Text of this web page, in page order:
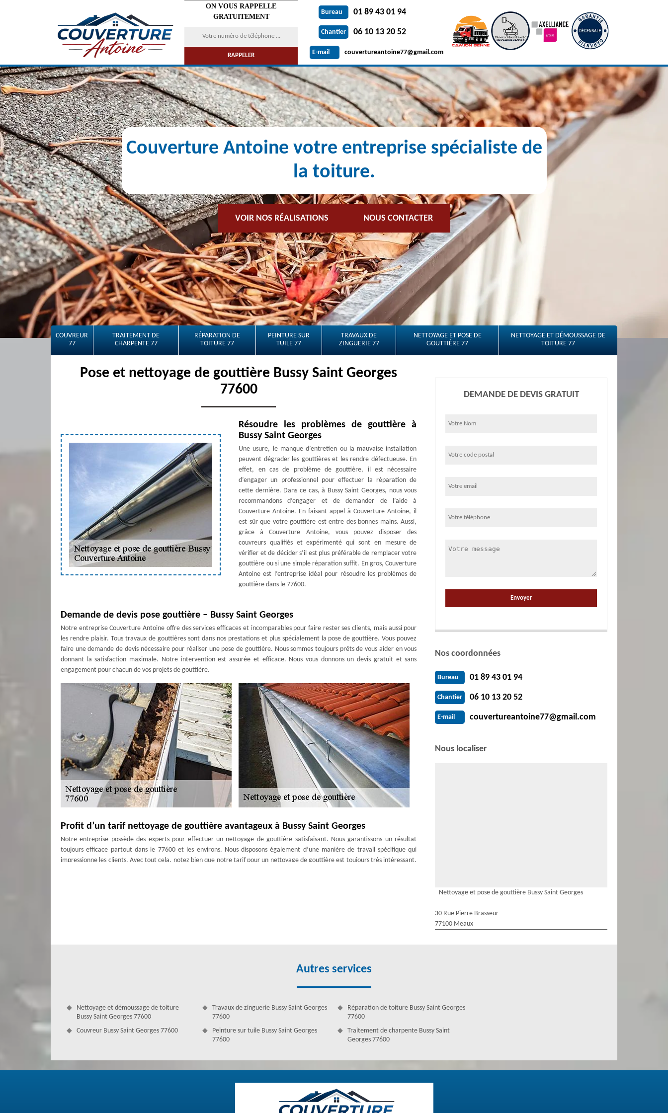
ON VOUS RAPPELLE
GRATUITEMENT
Bureau 01 89 43 01 94
Chantier 06 10 13 20 52
E-mail couvertureantoine77@gmail.com
Couverture Antoine votre entreprise spécialiste de
la toiture.
VOIR NOS RÉALISATIONS NOUS CONTACTER
COUVREUR
77
TRAITEMENT DE
CHARPENTE 77
RÉPARATION DE
TOITURE 77
PEINTURE SUR
TUILE 77
TRAVAUX DE
ZINGUERIE 77
NETTOYAGE ET POSE DE
GOUTTIÈRE 77
NETTOYAGE ET DÉMOUSSAGE DE
TOITURE 77
Pose et nettoyage de gouttière Bussy Saint Georges
77600
Résoudre les problèmes de gouttière à
Bussy Saint Georges
Une usure, le manque d’entretien ou la mauvaise installation
peuvent dégrader les gouttières et les rendre défectueuse. En
effet, en cas de problème de gouttière, il est nécessaire
d’engager un professionnel pour effectuer la réparation de
cette dernière. Dans ce cas, à Bussy Saint Georges, nous vous
recommandons d’engager et de demander de l’aide à
Couverture Antoine. En faisant appel à Couverture Antoine, il
est sûr que votre gouttière est entre des bonnes mains. Aussi,
grâce à Couverture Antoine, vous pouvez disposer des
couvreurs qualifiés et expérimenté qui sont en mesure de
vérifier et de décider s’il est plus préférable de remplacer votre
gouttière ou si une simple réparation suffit. En gros, Couverture
Antoine est l’entreprise idéal pour résoudre les problèmes de
gouttière dans le 77600.
Demande de devis pose gouttière – Bussy Saint Georges
Notre entreprise Couverture Antoine offre des services efficaces et incomparables pour faire rester ses clients, mais aussi pour
les rendre plaisir. Tous travaux de gouttières sont dans nos prestations et plus spécialement la pose de gouttière. Vous pouvez
faire une demande de devis nécessaire pour réaliser une pose de gouttière. Nous sommes toujours prêts de vous aider en vous
donnant la satisfaction maximale. Notre intervention est assurée et efficace. Nous vous donnons un devis gratuit et sans
engagement pour chacun de vos projets de gouttière.
Profit d’un tarif nettoyage de gouttière avantageux à Bussy Saint Georges
Notre entreprise possède des experts pour effectuer un nettoyage de gouttière satisfaisant. Nous garantissons un résultat
toujours efficace partout dans le 77600 et les environs. Nous disposons également d’une manière de travail spécifique qui
impressionne les clients. Avec tout cela, notez bien que notre tarif pour un nettoyage de gouttière est toujours très intéressant.
DEMANDE DE DEVIS GRATUIT
Nos coordonnées
Bureau 01 89 43 01 94
Chantier 06 10 13 20 52
E-mail couvertureantoine77@gmail.com
Nous localiser
Nettoyage et pose de gouttière Bussy Saint Georges
30 Rue Pierre Brasseur
77100 Meaux
Autres services
Nettoyage et démoussage de toiture
Bussy Saint Georges 77600
Couvreur Bussy Saint Georges 77600
Travaux de zinguerie Bussy Saint Georges
77600
Peinture sur tuile Bussy Saint Georges
77600
Réparation de toiture Bussy Saint Georges
77600
Traitement de charpente Bussy Saint
Georges 77600